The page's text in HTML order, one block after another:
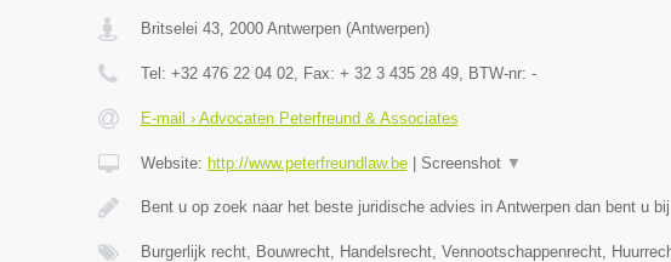
Britselei 43, 2000 Antwerpen(Antwerpen)
Tel: +32 476 22 04 02, Fax: + 32 3 435 28 49, BTW-nr: -
E-mail › Advocaten Peterfreund & Associates
Website: http://www.peterfreundlaw.be| Screenshot ▼
Bent u op zoek naar het beste juridische advies in Antwerpen dan bent u bij
Burgerlijk recht, Bouwrecht, Handelsrecht, Vennootschappenrecht,